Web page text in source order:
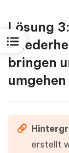
Lösung
bringen
umgehen
erstellt